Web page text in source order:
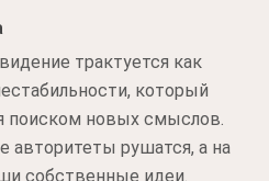
трактуется как
который
поиском новых смыслов.
авторитеты рушатся, а на
собственные идеи.